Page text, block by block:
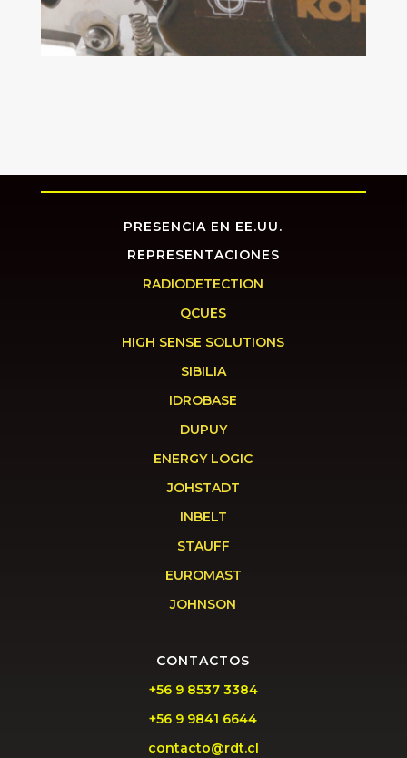
PRESENCIA EN EE.UU.
REPRESENTACIONES
RADIODETECTION
QCUES
HIGH SENSE SOLUTIONS
SIBILIA
IDROBASE
DUPUY
ENERGY LOGIC
JOHSTADT
INBELT
STAUFF
EUROMAST
JOHNSON
CONTACTOS
+56 9 8537 3384
+56 9 9841 6644
contacto@rdt.cl